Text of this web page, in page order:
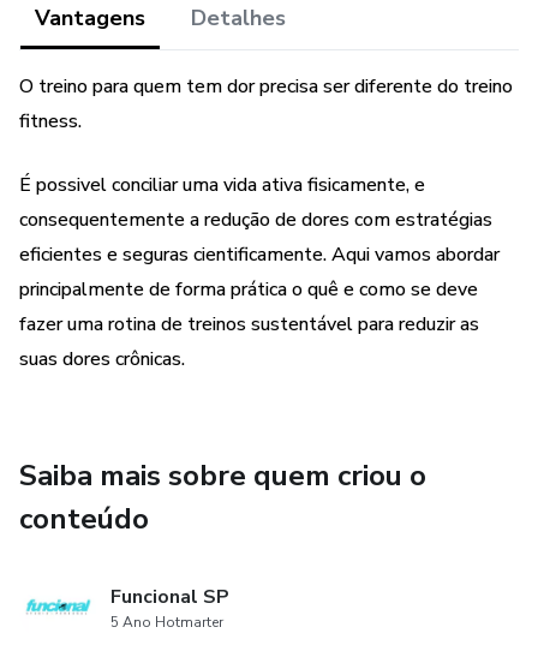
Vantagens Detalhes
O treino para quem tem dor precisa ser diferente do treino
fitness.
É possivel conciliar uma vida ativa fisicamente, e
consequentemente a redução de dores com estratégias
eficientes e seguras cientificamente. Aqui vamos abordar
principalmente de forma prática o quê e como se deve
fazer uma rotina de treinos sustentável para reduzir as
suas dores crônicas.
Saiba mais sobre quem criou o
conteúdo
Funcional SP
5 Ano Hotmarter